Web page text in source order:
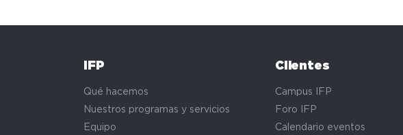
IFP
Qué hacemos
Nuestros programas y servicios
Equipo
Clientes
Campus IFP
Foro IFP
Calendario eventos